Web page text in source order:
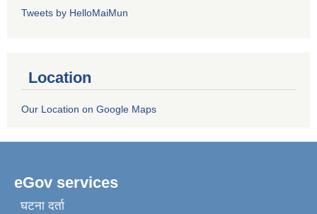
Tweets by HelloMaiMun
Location
Our Location on Google Maps
eGov services
घटना दर्ता